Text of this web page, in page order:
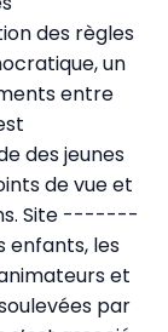
des règles
un
entre
des jeunes
de vue et
Site -------
les
et
par